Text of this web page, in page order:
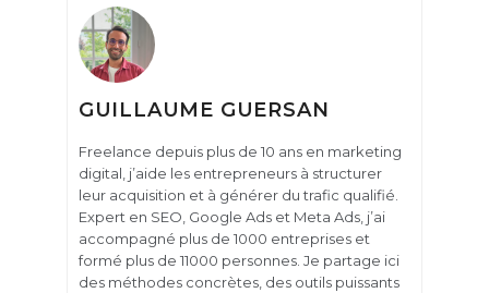
GUILLAUME GUERSAN
Freelance depuis plus de 10 ans en marketing
digital, j’aide les entrepreneurs à structurer
leur acquisition et à générer du trafic qualifié.
Expert en SEO, Google Ads et Meta Ads, j’ai
accompagné plus de 1000 entreprises et
formé plus de 11000 personnes. Je partage ici
des méthodes concrètes, des outils puissants